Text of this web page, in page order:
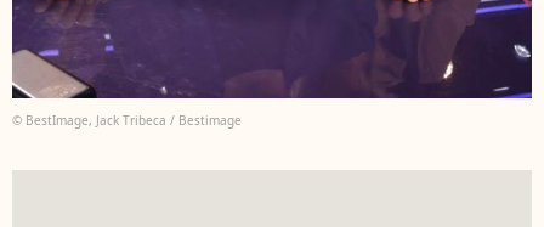
© BestImage, Jack Tribeca / Bestimage